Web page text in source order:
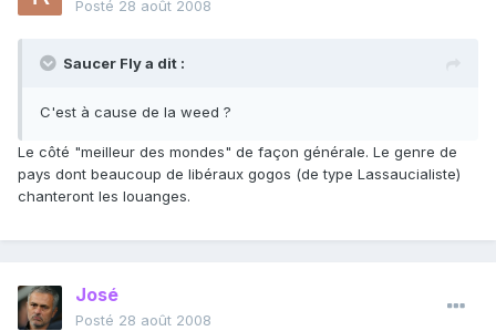
Posté 28 août 2008
Saucer Fly a dit :
C'est à cause de la weed ?
Le côté "meilleur des mondes" de façon générale. Le genre de
pays dont beaucoup de libéraux gogos (de type Lassaucialiste)
chanteront les louanges.
José
Posté 28 août 2008